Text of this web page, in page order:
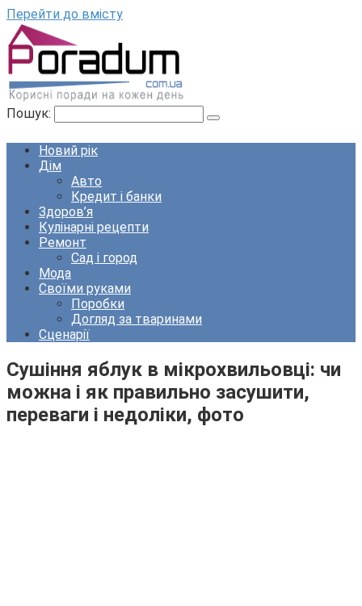
Перейти до вмісту
Пошук:
Новий рік
Дім
Авто
Кредит і банки
Здоров’я
Кулінарні рецепти
Ремонт
Сад і город
Мода
Своїми руками
Поробки
Догляд за тваринами
Сценарії
Сушіння яблук в мікрохвильовці: чи
можна і як правильно засушити,
переваги і недоліки, фото